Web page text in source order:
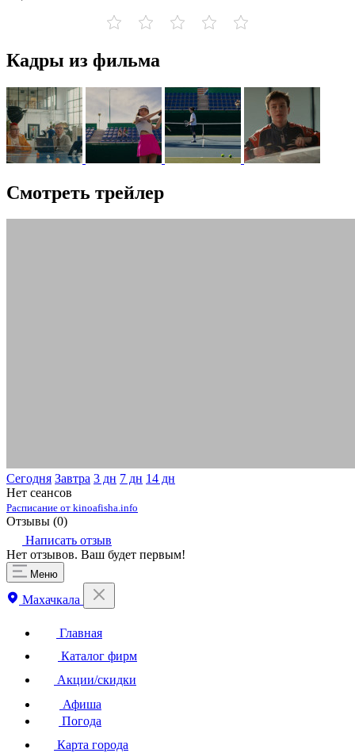
Кадры из фильма
Смотреть трейлер
Сегодня Завтра 3 дн 7 дн 14 дн
Нет сеансов
Расписание от kinoafisha.info
Отзывы (0)
Написать отзыв
Нет отзывов. Ваш будет первым!
Меню
Махачкала
Главная
Каталог фирм
Акции/скидки
Афиша
Погода
Карта города